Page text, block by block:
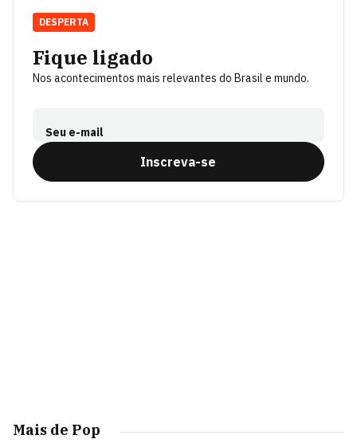
Fique ligado
Nos acontecimentos mais relevantes do Brasil e mundo.
Seu e-mail
Inscreva-se
DESPERTA
Mais de Pop